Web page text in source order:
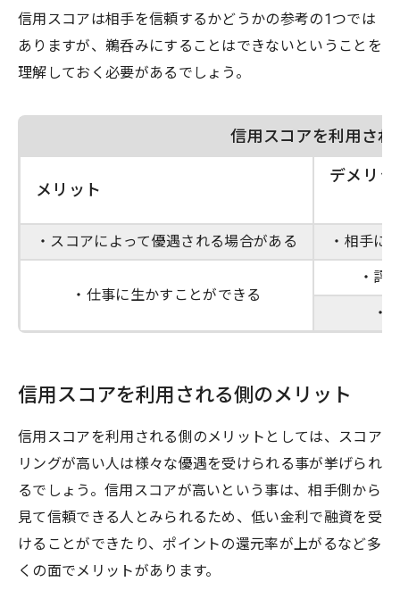
信用スコアは相手を信頼するかどうかの参考の1つでは
ありますが、鵜呑みにすることはできないということを
理解しておく必要があるでしょう。
信用スコアを利用され
メリット
デメリッ
・スコアによって優遇される場合がある ・相手に
・仕事に生かすことができる
・評
・
信用スコアを利用される側のメリット
信用スコアを利用される側のメリットとしては、スコア
リングが高い人は様々な優遇を受けられる事が挙げられ
るでしょう。信用スコアが高いという事は、相手側から
見て信頼できる人とみられるため、低い金利で融資を受
けることができたり、ポイントの還元率が上がるなど多
くの面でメリットがあります。